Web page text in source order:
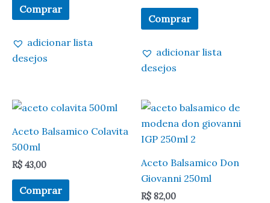
Comprar
adicionar lista
desejos
Comprar
adicionar lista
desejos
Aceto Balsamico Colavita
500ml
R$ 43,00
Comprar
Aceto Balsamico Don
Giovanni 250ml
R$ 82,00